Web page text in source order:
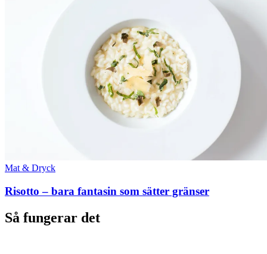
Mat & Dryck
Risotto – bara fantasin som sätter gränser
Så fungerar det